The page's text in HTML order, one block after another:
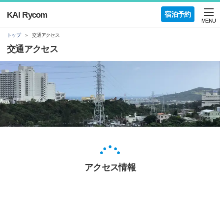
宿泊予約
KAI Rycom
MENU
トップ 交通アクセス
交通アクセス
アクセス情報